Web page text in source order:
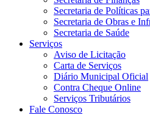
Secretaria de Políticas
Secretaria de Obras e
Secretaria de Saúde
Serviços
Aviso de Licitação
Carta de Serviços
Diário Municipal Oficial
Contra Cheque Online
Serviços Tributários
Fale Conosco